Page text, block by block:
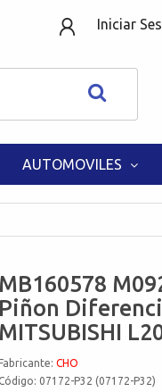
Iniciar
AUTOMOVILES
MB160578
Piñon
MITSUBISHI
CHO
07172-P32 (07172-P32)